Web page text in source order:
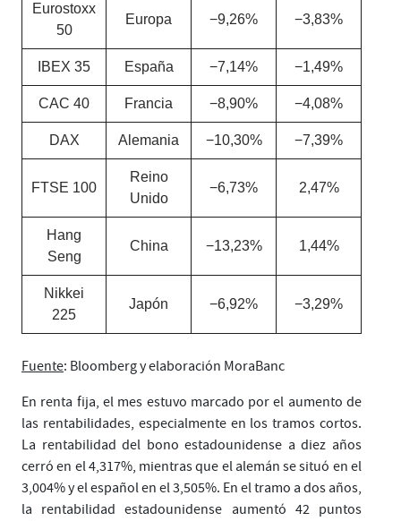
Eurostoxx
50
Europa −9,26% −3,83%
IBEX 35 España −7,14% −1,49%
CAC 40 Francia −8,90% −4,08%
DAX Alemania −10,30% −7,39%
FTSE 100
Reino
Unido
−6,73% 2,47%
Hang
Seng
China −13,23% 1,44%
Nikkei
225
Japón −6,92% −3,29%
Fuente: Bloomberg y elaboración MoraBanc
En renta fija, el mes estuvo marcado por el aumento de
las rentabilidades, especialmente en los tramos cortos.
La rentabilidad del bono estadounidense a diez años
cerró en el 4,317%, mientras que el alemán se situó en el
3,004% y el español en el 3,505%. En el tramo a dos años,
la rentabilidad estadounidense aumentó 42 puntos